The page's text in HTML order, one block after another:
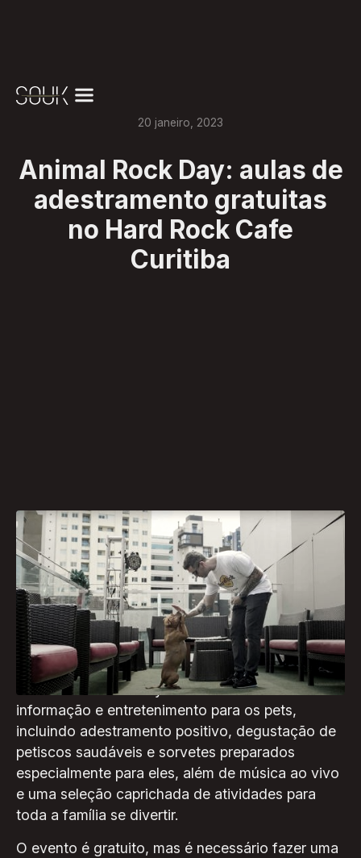
20 janeiro 2023
Animal Rock Day: aulas de
adestramento gratuitas
no Hard Rock Cafe
Curitiba
No próximo dia 28 de janeiro o Hard Rock Cafe
Curitiba e a Jeito Animal, referência em
adestramento e bem-estar animal, promovem um
dia especial para os animais de estimação e suas
famílias.
O 1º Animal Rock Day da cidade vai levar
informação e entretenimento para os pets,
incluindo adestramento positivo, degustação de
petiscos saudáveis e sorvetes preparados
especialmente para eles, além de música ao vivo
e uma seleção caprichada de atividades para
toda a família se divertir.
O evento é gratuito, mas é necessário fazer uma